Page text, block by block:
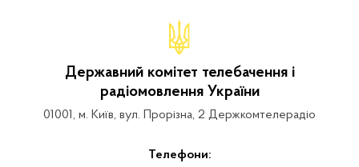
Державний комітет телебачення і
радіомовлення України
01001, м. Київ, вул. Прорізна, 2 Держкомтелерадіо
Телефони: